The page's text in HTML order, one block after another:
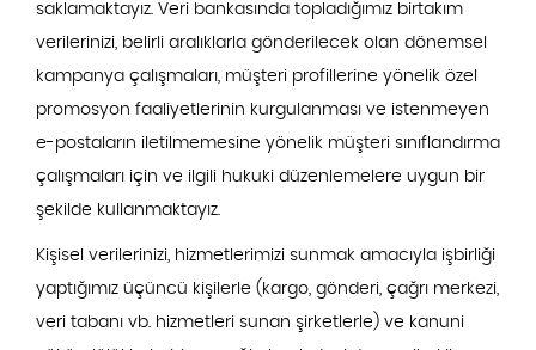
saklamaktayız. Veri bankasında topladığımız birtakım
verilerinizi, belirli aralıklarla gönderilecek olan dönemsel
kampanya çalışmaları, müşteri profillerine yönelik özel
promosyon faaliyetlerinin kurgulanması ve istenmeyen
e-postaların iletilmemesine yönelik müşteri sınıflandırma
çalışmaları için ve ilgili hukuki düzenlemelere uygun bir
şekilde kullanmaktayız.
Kişisel verilerinizi, hizmetlerimizi sunmak amacıyla işbirliği
yaptığımız üçüncü kişilerle (kargo, gönderi, çağrı merkezi,
veri tabanı vb. hizmetleri sunan şirketlerle) ve kanuni